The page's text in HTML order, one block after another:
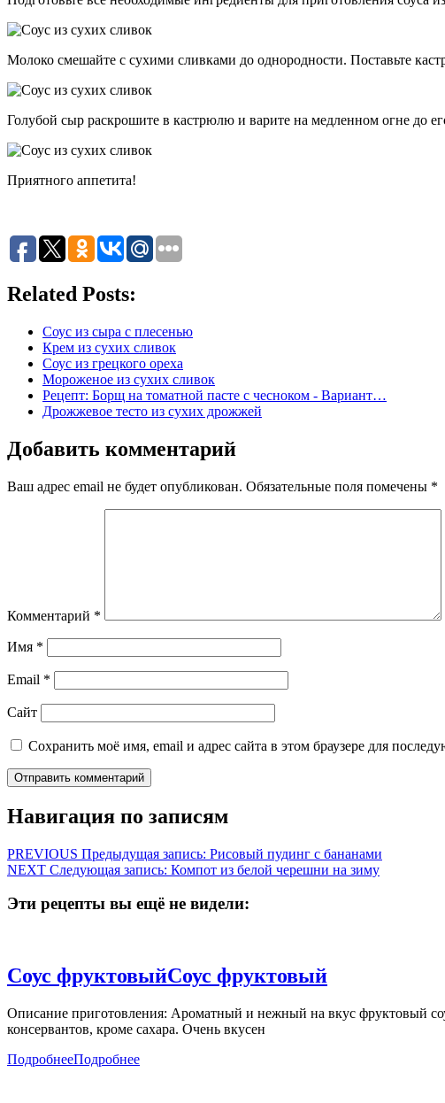
Молоко смешайте с сухими сливками до однородности. Поставьте
Голубой сыр раскрошите в кастрюлю и варите на медленном огне до
Приятного аппетита!
Related Posts:
Соус из сыра с плесенью
Крем из сухих сливок
Соус из грецкого ореха
Мороженое из сухих сливок
Рецепт: Борщ на томатной пасте с чесноком - Вариант…
Дрожжевое тесто из сухих дрожжей
Добавить комментарий
Ваш адрес email не будет опубликован. Обязательные поля помечены *
Комментарий *
Имя *
Email *
Сайт
Сохранить моё имя, email и адрес сайта в этом браузере для
Навигация по записям
PREVIOUS Предыдущая запись: Рисовый пудинг с бананами
NEXT Следующая запись: Компот из белой черешни на зиму
Эти рецепты вы ещё не видели:
Соус фруктовыйСоус фруктовый
Описание приготовления: Ароматный и нежный на вкус фруктовый
консервантов, кроме сахара. Очень вкусен
ПодробнееПодробнее